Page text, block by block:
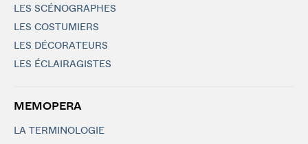
LES SCÉNOGRAPHES
LES COSTUMIERS
LES DÉCORATEURS
LES ÉCLAIRAGISTES
MEMOPERA
LA TERMINOLOGIE